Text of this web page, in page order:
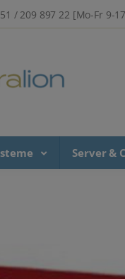
/ 209 897 22 [Mo-Fr 9-
Server &